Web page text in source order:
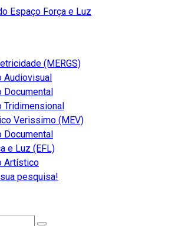
(MERGS)
Audiovisual
Documental
Tridimensional
Verissimo (MEV)
Documental
e Luz (EFL)
Artístico
pesquisa!